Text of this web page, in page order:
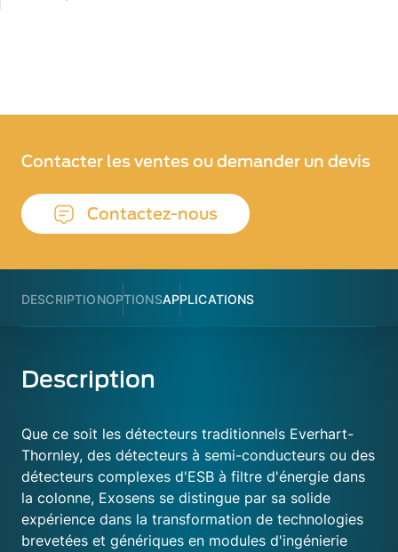
Contacter les ventes ou demander un devis
Contactez-nous
DESCRIPTIONOPTIONSAPPLICATIONS
Description
Que ce soit les détecteurs traditionnels Everhart-
Thornley, des détecteurs à semi-conducteurs ou des
détecteurs complexes d'ESB à filtre d'énergie dans
la colonne, Exosens se distingue par sa solide
expérience dans la transformation de technologies
brevetées et génériques en modules d'ingénierie